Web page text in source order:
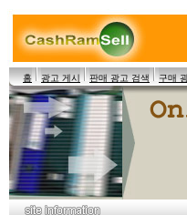
홈 광고 게시 판매 광고 검색 구매